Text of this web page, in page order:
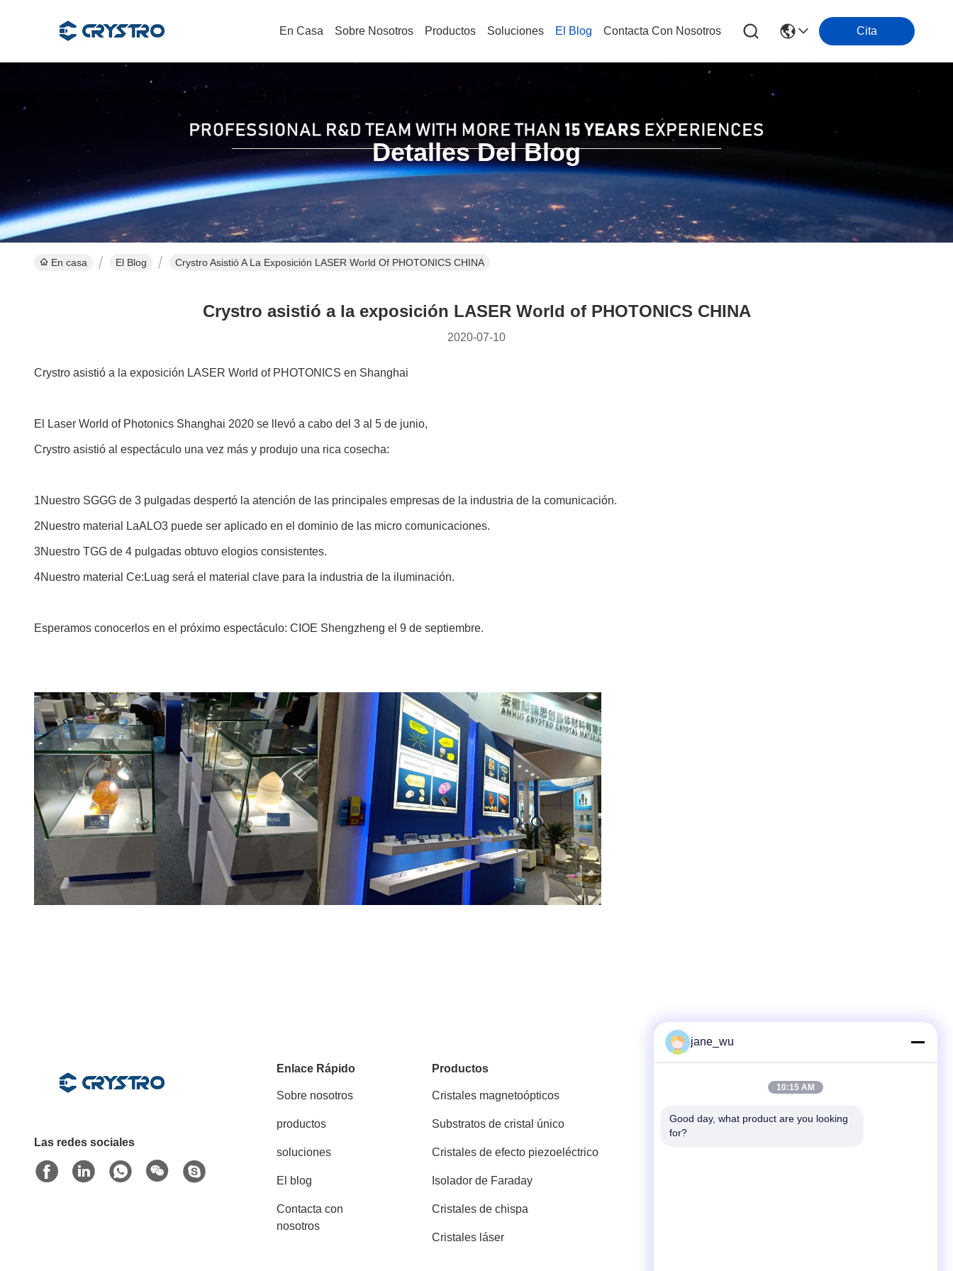
En Casa Sobre Nosotros Productos Soluciones El Blog Contacta Con Nosotros Cita
Detalles Del Blog
En casa El Blog Crystro Asistió A La Exposición LASER World Of PHOTONICS CHINA
Crystro asistió a la exposición LASER World of PHOTONICS CHINA
2020-07-10
Crystro asistió a la exposición LASER World of PHOTONICS en Shanghai
El Laser World of Photonics Shanghai 2020 se llevó a cabo del 3 al 5 de junio,
Crystro asistió al espectáculo una vez más y produjo una rica cosecha:
1Nuestro SGGG de 3 pulgadas despertó la atención de las principales empresas de la industria de la comunicación.
2Nuestro material LaALO3 puede ser aplicado en el dominio de las micro comunicaciones.
3Nuestro TGG de 4 pulgadas obtuvo elogios consistentes.
4Nuestro material Ce:Luag será el material clave para la industria de la iluminación.
Esperamos conocerlos en el próximo espectáculo: CIOE Shengzheng el 9 de septiembre.
Las redes sociales
Enlace Rápido
Sobre nosotros
productos
soluciones
El blog
Contacta con
nosotros
Productos
Cristales magnetoópticos
Substratos de cristal único
Cristales de efecto piezoeléctrico
Isolador de Faraday
Cristales de chispa
Cristales láser
86-0551-63840886
jane_wu
10:15 AM
Good day, what product are you looking
for?